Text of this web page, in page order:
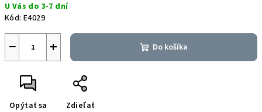
cena:
U Vás do 3-7 dní
Kód: E4029
+
− Do košíka
Opýtať sa Zdieľať